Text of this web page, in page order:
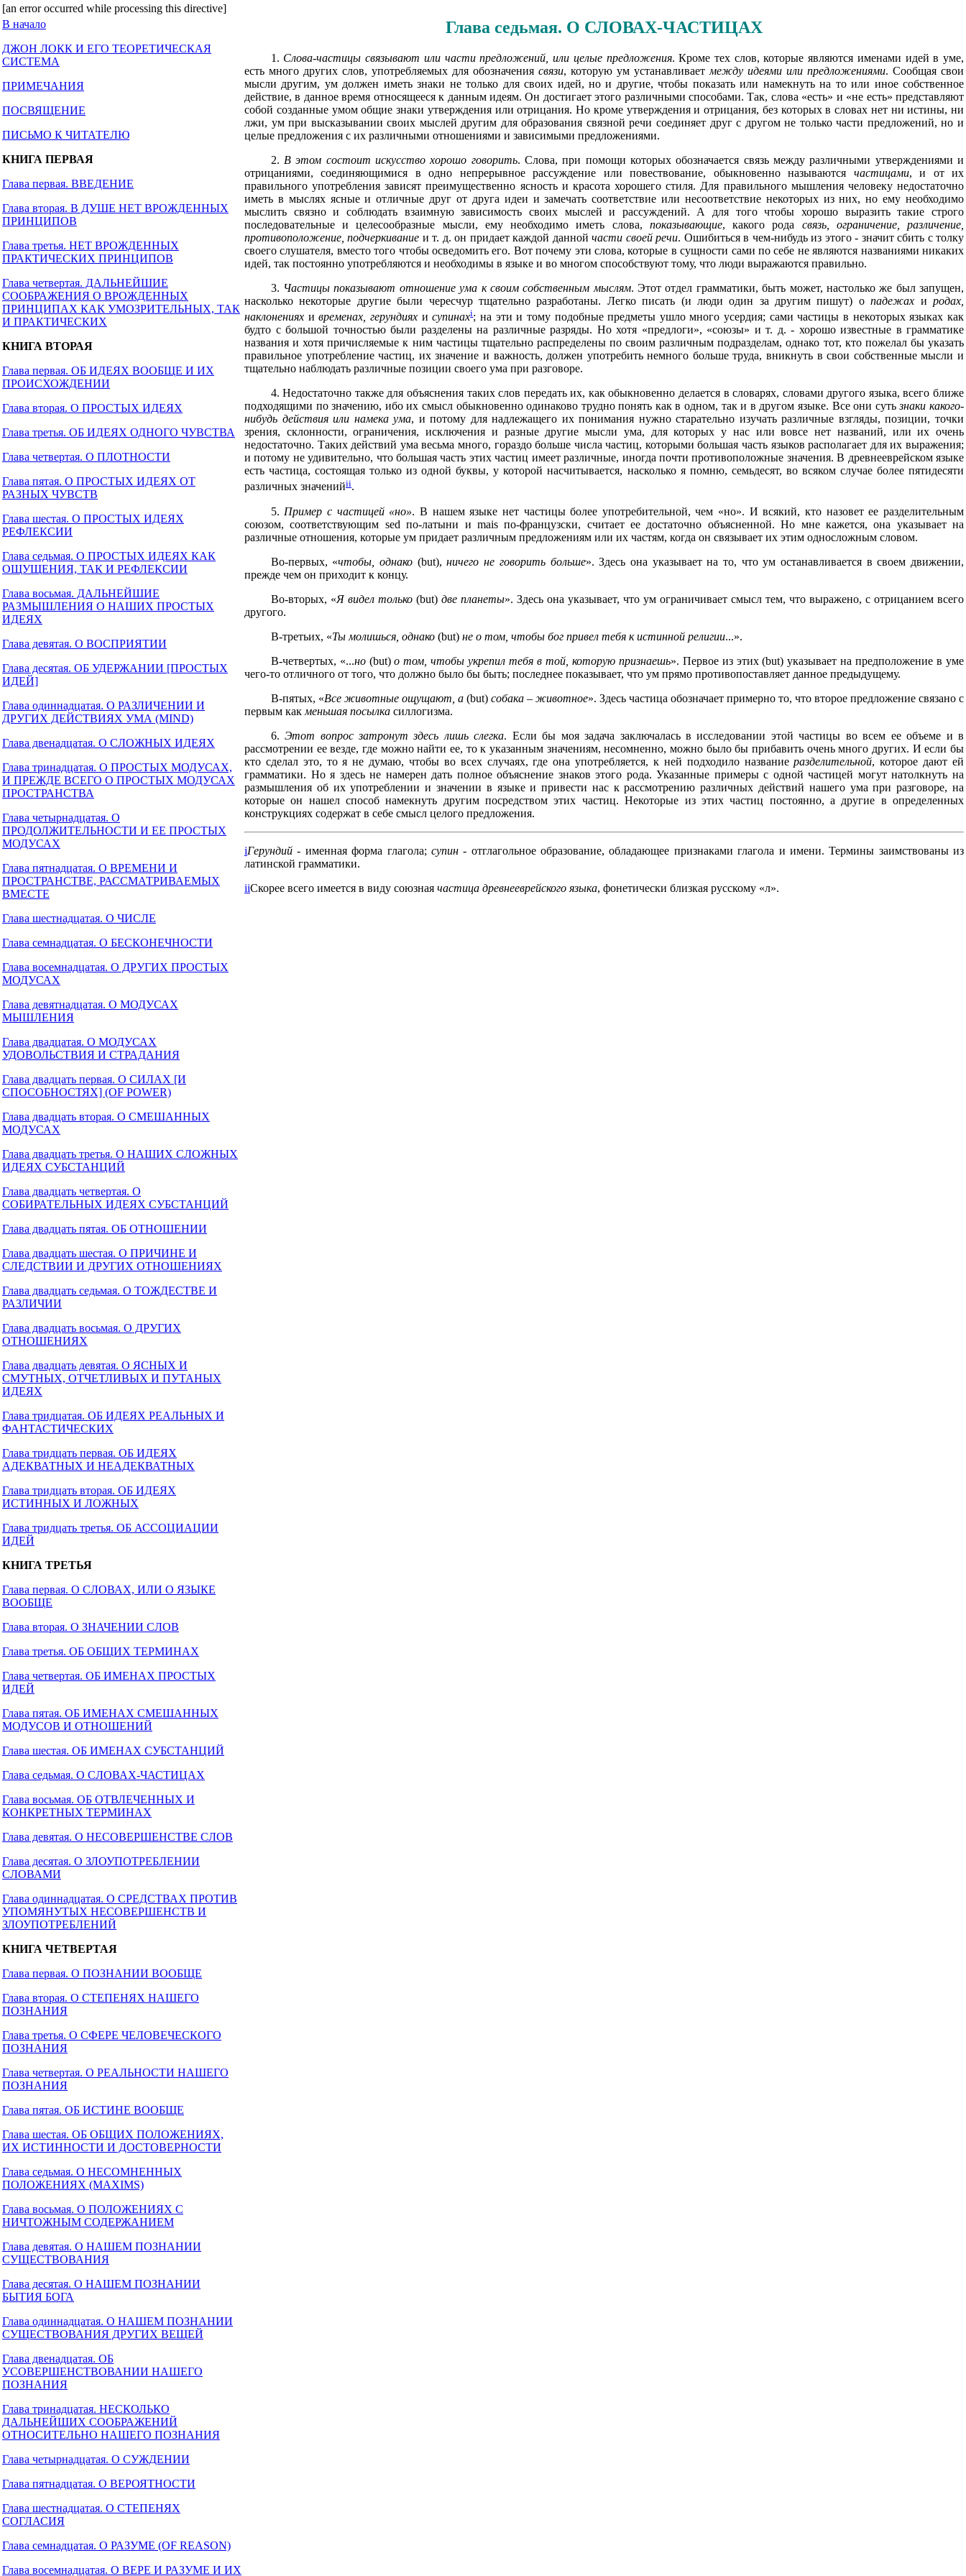
[an error occurred while processing this directive]
В начало
ДЖОН ЛОКК И ЕГО ТЕОРЕТИЧЕСКАЯ
СИСТЕМА
ПРИМЕЧАНИЯ
ПОСВЯЩЕНИЕ
ПИСЬМО К ЧИТАТЕЛЮ
КНИГА ПЕРВАЯ
Глава первая. ВВЕДЕНИЕ
Глава вторая. В ДУШЕ НЕТ ВРОЖДЕННЫХ
ПРИНЦИПОВ
Глава третья. НЕТ ВРОЖДЕННЫХ
ПРАКТИЧЕСКИХ ПРИНЦИПОВ
Глава четвертая. ДАЛЬНЕЙШИЕ
СООБРАЖЕНИЯ О ВРОЖДЕННЫХ
ПРИНЦИПАХ КАК УМОЗРИТЕЛЬНЫХ, ТАК
И ПРАКТИЧЕСКИХ
КНИГА ВТОРАЯ
Глава первая. ОБ ИДЕЯХ ВООБЩЕ И ИХ
ПРОИСХОЖДЕНИИ
Глава вторая. О ПРОСТЫХ ИДЕЯХ
Глава третья. ОБ ИДЕЯХ ОДНОГО ЧУВСТВА
Глава четвертая. О ПЛОТНОСТИ
Глава пятая. О ПРОСТЫХ ИДЕЯХ ОТ
РАЗНЫХ ЧУВСТВ
Глава шестая. О ПРОСТЫХ ИДЕЯХ
РЕФЛЕКСИИ
Глава седьмая. О ПРОСТЫХ ИДЕЯХ КАК
ОЩУЩЕНИЯ, ТАК И РЕФЛЕКСИИ
Глава восьмая. ДАЛЬНЕЙШИЕ
РАЗМЫШЛЕНИЯ О НАШИХ ПРОСТЫХ
ИДЕЯХ
Глава девятая. О ВОСПРИЯТИИ
Глава десятая. ОБ УДЕРЖАНИИ [ПРОСТЫХ
ИДЕЙ]
Глава одиннадцатая. О РАЗЛИЧЕНИИ И
ДРУГИХ ДЕЙСТВИЯХ УМА (MIND)
Глава двенадцатая. О СЛОЖНЫХ ИДЕЯХ
Глава тринадцатая. О ПРОСТЫХ МОДУСАХ,
И ПРЕЖДЕ ВСЕГО О ПРОСТЫХ МОДУСАХ
ПРОСТРАНСТВА
Глава четырнадцатая. О
ПРОДОЛЖИТЕЛЬНОСТИ И ЕЕ ПРОСТЫХ
МОДУСАХ
Глава пятнадцатая. О ВРЕМЕНИ И
ПРОСТРАНСТВЕ, РАССМАТРИВАЕМЫХ
ВМЕСТЕ
Глава шестнадцатая. О ЧИСЛЕ
Глава семнадцатая. О БЕСКОНЕЧНОСТИ
Глава восемнадцатая. О ДРУГИХ ПРОСТЫХ
МОДУСАХ
Глава девятнадцатая. О МОДУСАХ
МЫШЛЕНИЯ
Глава двадцатая. О МОДУСАХ
УДОВОЛЬСТВИЯ И СТРАДАНИЯ
Глава двадцать первая. О СИЛАХ [И
СПОСОБНОСТЯХ] (OF POWER)
Глава двадцать вторая. О СМЕШАННЫХ
МОДУСАХ
Глава двадцать третья. О НАШИХ СЛОЖНЫХ
ИДЕЯХ СУБСТАНЦИЙ
Глава двадцать четвертая. О
СОБИРАТЕЛЬНЫХ ИДЕЯХ СУБСТАНЦИЙ
Глава двадцать пятая. ОБ ОТНОШЕНИИ
Глава двадцать шестая. О ПРИЧИНЕ И
СЛЕДСТВИИ И ДРУГИХ ОТНОШЕНИЯХ
Глава двадцать седьмая. О ТОЖДЕСТВЕ И
РАЗЛИЧИИ
Глава двадцать восьмая. О ДРУГИХ
ОТНОШЕНИЯХ
Глава двадцать девятая. О ЯСНЫХ И
СМУТНЫХ, ОТЧЕТЛИВЫХ И ПУТАНЫХ
ИДЕЯХ
Глава тридцатая. ОБ ИДЕЯХ РЕАЛЬНЫХ И
ФАНТАСТИЧЕСКИХ
Глава тридцать первая. ОБ ИДЕЯХ
АДЕКВАТНЫХ И НЕАДЕКВАТНЫХ
Глава тридцать вторая. ОБ ИДЕЯХ
ИСТИННЫХ И ЛОЖНЫХ
Глава тридцать третья. ОБ АССОЦИАЦИИ
ИДЕЙ
КНИГА ТРЕТЬЯ
Глава первая. О СЛОВАХ, ИЛИ О ЯЗЫКЕ
ВООБЩЕ
Глава вторая. О ЗНАЧЕНИИ СЛОВ
Глава третья. ОБ ОБЩИХ ТЕРМИНАХ
Глава четвертая. ОБ ИМЕНАХ ПРОСТЫХ
ИДЕЙ
Глава пятая. ОБ ИМЕНАХ СМЕШАННЫХ
МОДУСОВ И ОТНОШЕНИЙ
Глава шестая. ОБ ИМЕНАХ СУБСТАНЦИЙ
Глава седьмая. О СЛОВАХ-ЧАСТИЦАХ
Глава восьмая. ОБ ОТВЛЕЧЕННЫХ И
КОНКРЕТНЫХ ТЕРМИНАХ
Глава девятая. О НЕСОВЕРШЕНСТВЕ СЛОВ
Глава десятая. О ЗЛОУПОТРЕБЛЕНИИ
СЛОВАМИ
Глава одиннадцатая. О СРЕДСТВАХ ПРОТИВ
УПОМЯНУТЫХ НЕСОВЕРШЕНСТВ И
ЗЛОУПОТРЕБЛЕНИЙ
КНИГА ЧЕТВЕРТАЯ
Глава первая. О ПОЗНАНИИ ВООБЩЕ
Глава вторая. О СТЕПЕНЯХ НАШЕГО
ПОЗНАНИЯ
Глава третья. О СФЕРЕ ЧЕЛОВЕЧЕСКОГО
ПОЗНАНИЯ
Глава четвертая. О РЕАЛЬНОСТИ НАШЕГО
ПОЗНАНИЯ
Глава пятая. ОБ ИСТИНЕ ВООБЩЕ
Глава шестая. ОБ ОБЩИХ ПОЛОЖЕНИЯХ,
ИХ ИСТИННОСТИ И ДОСТОВЕРНОСТИ
Глава седьмая. О НЕСОМНЕННЫХ
ПОЛОЖЕНИЯХ (MAXIMS)
Глава восьмая. О ПОЛОЖЕНИЯХ С
НИЧТОЖНЫМ СОДЕРЖАНИЕМ
Глава девятая. О НАШЕМ ПОЗНАНИИ
СУЩЕСТВОВАНИЯ
Глава десятая. О НАШЕМ ПОЗНАНИИ
БЫТИЯ БОГА
Глава одиннадцатая. О НАШЕМ ПОЗНАНИИ
СУЩЕСТВОВАНИЯ ДРУГИХ ВЕЩЕЙ
Глава двенадцатая. ОБ
УСОВЕРШЕНСТВОВАНИИ НАШЕГО
ПОЗНАНИЯ
Глава тринадцатая. НЕСКОЛЬКО
ДАЛЬНЕЙШИХ СООБРАЖЕНИЙ
ОТНОСИТЕЛЬНО НАШЕГО ПОЗНАНИЯ
Глава четырнадцатая. О СУЖДЕНИИ
Глава пятнадцатая. О ВЕРОЯТНОСТИ
Глава шестнадцатая. О СТЕПЕНЯХ
СОГЛАСИЯ
Глава семнадцатая. О РАЗУМЕ (OF REASON)
Глава восемнадцатая. О ВЕРЕ И РАЗУМЕ И ИХ
Глава седьмая. О СЛОВАХ-ЧАСТИЦАХ
1. Слова-частицы связывают или части предложений, или целые предложения. Кроме тех слов, которые являются именами идей в уме,
есть много других слов, употребляемых для обозначения связи, которую ум устанавливает между идеями или предложениями. Сообщая свои
мысли другим, ум должен иметь знаки не только для своих идей, но и другие, чтобы показать или намекнуть на то или иное собственное
действие, в данное время относящееся к данным идеям. Он достигает этого различными способами. Так, слова «есть» и «не есть» представляют
собой созданные умом общие знаки утверждения или отрицания. Но кроме утверждения и отрицания, без которых в словах нет ни истины, ни
лжи, ум при высказывании своих мыслей другим для образования связной речи соединяет друг с другом не только части предложений, но и
целые предложения с их различными отношениями и зависимыми предложениями.
2. В этом состоит искусство хорошо говорить. Слова, при помощи которых обозначается связь между различными утверждениями и
отрицаниями, соединяющимися в одно непрерывное рассуждение или повествование, обыкновенно называются частицами, и от их
правильного употребления зависят преимущественно ясность и красота хорошего стиля. Для правильного мышления человеку недостаточно
иметь в мыслях ясные и отличные друг от друга идеи и замечать соответствие или несоответствие некоторых из них, но ему необходимо
мыслить связно и соблюдать взаимную зависимость своих мыслей и рассуждений. А для того чтобы хорошо выразить такие строго
последовательные и целесообразные мысли, ему необходимо иметь слова, показывающие, какого рода связь, ограничение, различение,
противоположение, подчеркивание и т. д. он придает каждой даннойчасти своей речи. Ошибиться в чем-нибудь из этого - значит сбить с толку
своего слушателя, вместо того чтобы осведомить его. Вот почему эти слова, которые в сущности сами по себе не являются названиями никаких
идей, так постоянно употребляются и необходимы в языке и во многом способствуют тому, что люди выражаются правильно.
3. Частицы показывают отношение ума к своим собственным мыслям. Этот отдел грамматики, быть может, настолько же был запущен,
насколько некоторые другие были чересчур тщательно разработаны. Легко писать (и люди один за другим пишут) опадежах иродах,
наклонениях ивременах, герундияхисупинахi; на эти и тому подобные предметы ушло много усердия; сами частицы в некоторых языках как
будто с большой точностью были разделены на различные разряды. Но хотя «предлоги», «союзы» и т. д. - хорошо известные в грамматике
названия и хотя причисляемые к ним частицы тщательно распределены по своим различным подразделам, однако тот, кто пожелал бы указать
правильное употребление частиц, их значение и важность, должен употребить немного больше труда, вникнуть в свои собственные мысли и
тщательно наблюдать различные позиции своего ума при разговоре.
4. Недостаточно также для объяснения таких слов передать их, как обыкновенно делается в словарях, словами другого языка, всего ближе
подходящими по значению, ибо их смысл обыкновенно одинаково трудно понять как в одном, так и в другом языке. Все они сутьзнаки какого-
нибудь действия или намека ума, и потому для надлежащего их понимания нужно старательно изучать различные взгляды, позиции, точки
зрения, склонности, ограничения, исключения и разные другие мысли ума, для которых у нас или вовсе нет названий, или их очень
недостаточно. Таких действий ума весьма много, гораздо больше числа частиц, которыми большая часть языков располагает для их выражения;
и потому не удивительно, что большая часть этих частиц имеет различные, иногда почти противоположные значения. В древнееврейском языке
есть частица, состоящая только из одной буквы, у которой насчитывается, насколько я помню, семьдесят, во всяком случае более пятидесяти
различных значенийii.
5. Пример с частицей «но». В нашем языке нет частицы более употребительной, чем «но». И всякий, кто назовет ее разделительным
союзом, соответствующим sed по-латыни и mais по-французски, считает ее достаточно объясненной. Но мне кажется, она указывает на
различные отношения, которые ум придает различным предложениям или их частям, когда он связывает их этим односложным словом.
Во-первых, «чтобы, однако (but),ничего не говорить больше». Здесь она указывает на то, что ум останавливается в своем движении,
прежде чем он приходит к концу.
Во-вторых, «Я видел только(but) две планеты». Здесь она указывает, что ум ограничивает смысл тем, что выражено, с отрицанием всего
другого.
В-третьих, «Ты молишься, однако(but) не о том, чтобы бог привел тебя к истинной религии...».
В-четвертых, «...но(but)о том, чтобы укрепил тебя в той, которую признаешь». Первое из этих (but) указывает на предположение в уме
чего-то отличного от того, что должно было бы быть; последнее показывает, что ум прямо противопоставляет данное предыдущему.
В-пятых, «Все животные ощущают, a(but) собака – животное». Здесь частица обозначает примерно то, что второе предложение связано с
первым как меньшая посылка силлогизма.
6.Этот вопрос затронут здесь лишь слегка. Если бы моя задача заключалась в исследовании этой частицы во всем ее объеме и в
рассмотрении ее везде, где можно найти ее, то к указанным значениям, несомненно, можно было бы прибавить очень много других. И если бы
кто сделал это, то я не думаю, чтобы во всех случаях, где она употребляется, к ней подходило названиеразделительной, которое дают ей
грамматики. Но я здесь не намерен дать полное объяснение знаков этого рода. Указанные примеры с одной частицей могут натолкнуть на
размышления об их употреблении и значении в языке и привести нас к рассмотрению различных действий нашего ума при разговоре, на
которые он нашел способ намекнуть другим посредством этих частиц. Некоторые из этих частиц постоянно, а другие в определенных
конструкциях содержат в себе смысл целого предложения.
iГерундий - именная форма глагола; супин- отглагольное образование, обладающее признаками глагола и имени. Термины заимствованы из
латинской грамматики.
iiСкорее всего имеется в виду союзная частица древнееврейского языка, фонетически близкая русскому «л».